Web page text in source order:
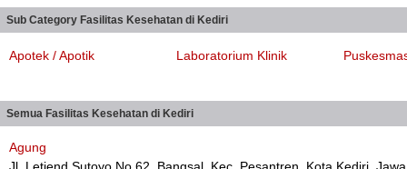
Sub Category Fasilitas Kesehatan di Kediri
Apotek / Apotik Laboratorium Klinik
Semua Fasilitas Kesehatan di Kediri
Agung